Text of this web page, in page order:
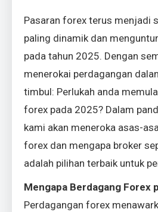
Pasaran forex terus menjadi
paling dinamik dan
pada tahun 2025. Dengan
menerokai perdagangan
timbul: Perlukah anda
forex pada 2025? Dalam
kami akan meneroka asas-
forex dan mengapa broker
adalah pilihan terbaik untuk
Mengapa Berdagang Forex
Perdagangan forex